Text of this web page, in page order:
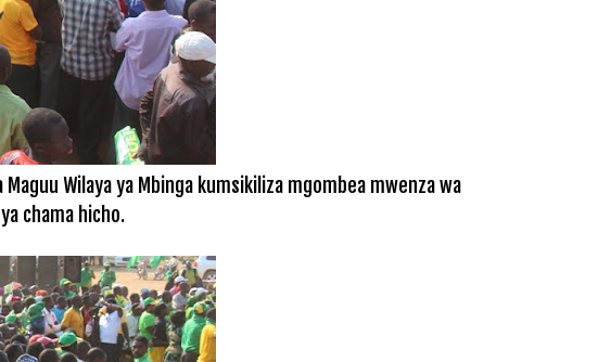
Wilaya ya Mbinga kumsikiliza mgombea mwenza wa
chama hicho.